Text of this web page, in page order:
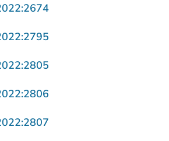
- U verlaat Rechtspraak.nl